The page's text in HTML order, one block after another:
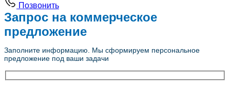
Позвонить
Запрос на коммерческое
предложение
Заполните информацию. Мы сформируем персональное
предложение под ваши задачи